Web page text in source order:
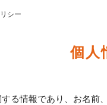
シー
個人
る情報であり、お名前